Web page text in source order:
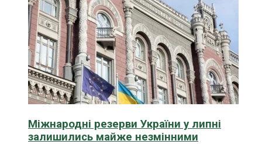
Міжнародні резерви України у липні
залишились майже незмінними